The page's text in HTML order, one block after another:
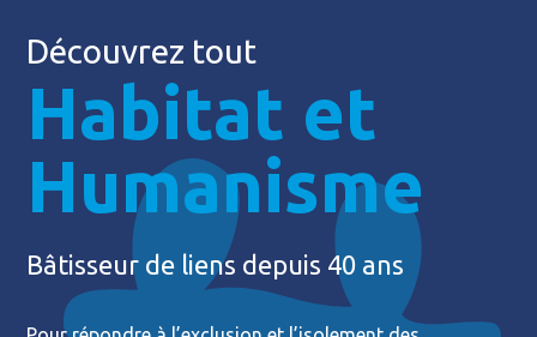
Découvrez tout
Habitat et
Humanisme
Bâtisseur de liens depuis 40 ans